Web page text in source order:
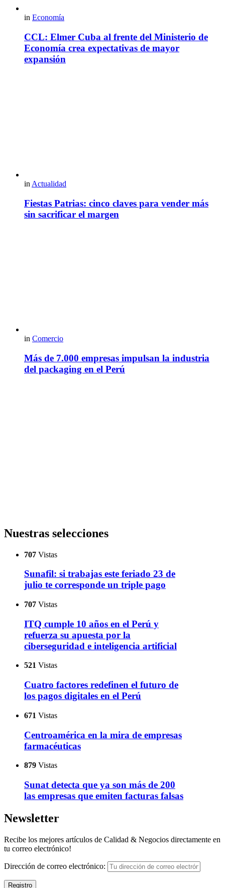
in Economía
CCL: Elmer Cuba al frente del Ministerio de
Economía crea expectativas de mayor
expansión
in Actualidad
Fiestas Patrias: cinco claves para vender más
sin sacrificar el margen
in Comercio
Más de 7.000 empresas impulsan la industria
del packaging en el Perú
Nuestras selecciones
707 Vistas
Sunafil: si trabajas este feriado 23 de
julio te corresponde un triple pago
707 Vistas
ITQ cumple 10 años en el Perú y
refuerza su apuesta por la
ciberseguridad e inteligencia artificial
521 Vistas
Cuatro factores redefinen el futuro de
los pagos digitales en el Perú
671 Vistas
Centroamérica en la mira de empresas
farmacéuticas
879 Vistas
Sunat detecta que ya son más de 200
las empresas que emiten facturas falsas
Newsletter
Recibe los mejores artículos de Calidad & Negocios directamente en
tu correo electrónico!
Dirección de correo electrónico: